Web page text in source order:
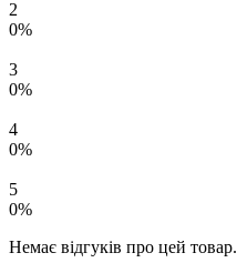
2
0%
3
0%
4
0%
5
0%
Немає відгуків про цей товар.